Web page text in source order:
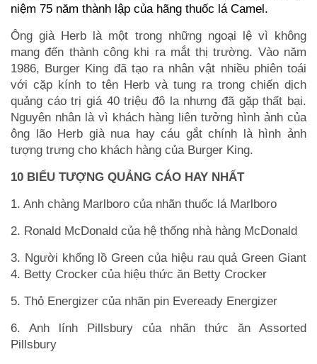
niệm 75 năm thành lập của hãng thuốc lá Camel.
Ông già Herb là một trong những ngoại lệ vì không
mang đến thành công khi ra mắt thị trường. Vào năm
1986, Burger King đã tạo ra nhân vật nhiều phiên toái
với cặp kính to tên Herb và tung ra trong chiến dịch
quảng cáo trị giá 40 triệu đô la nhưng đã gặp thất bại.
Nguyên nhân là vì khách hàng liên tưởng hình ảnh của
ông lão Herb già nua hay cáu gắt chính là hình ảnh
tượng trưng cho khách hàng của Burger King.
10 BIỂU TƯỢNG QUẢNG CÁO HAY NHẤT
1. Anh chàng Marlboro của nhãn thuốc lá Marlboro
2. Ronald McDonald của hệ thống nhà hàng McDonald
3. Người khổng lồ Green của hiệu rau quả Green Giant
4. Betty Crocker của hiệu thức ăn Betty Crocker
5. Thỏ Energizer của nhãn pin Eveready Energizer
6. Anh lính Pillsbury của nhãn thức ăn Assorted
Pillsbury